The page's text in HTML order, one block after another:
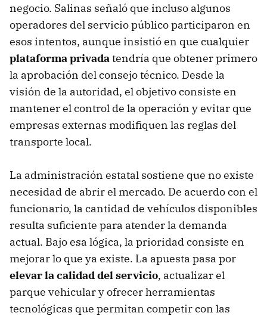
negocio. Salinas señaló que incluso algunos
operadores del servicio público participaron en
esos intentos, aunque insistió en que cualquier
plataforma privadatendría que obtener primero
la aprobación del consejo técnico. Desde la
visión de la autoridad, el objetivo consiste en
mantener el control de la operación y evitar que
empresas externas modifiquen las reglas del
transporte local.
La administración estatal sostiene que no existe
necesidad de abrir el mercado. De acuerdo con el
funcionario, la cantidad de vehículos disponibles
resulta suficiente para atender la demanda
actual. Bajo esa lógica, la prioridad consiste en
mejorar lo que ya existe. La apuesta pasa por
elevar la calidad del servicio, actualizar el
parque vehicular y ofrecer herramientas
tecnológicas que permitan competir con las